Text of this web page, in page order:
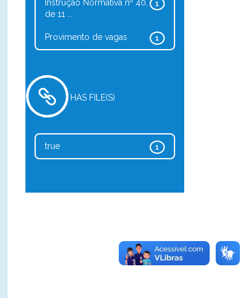
1
Instrução Normativa nº 40,
de 11 ...
1
Provimento de vagas
HAS FILE(S)
1
true